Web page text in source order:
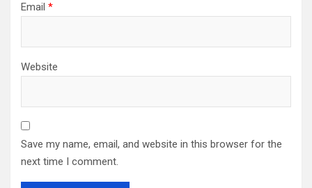
Email *
Website
Save my name, email, and website in this browser for the
next time I comment.